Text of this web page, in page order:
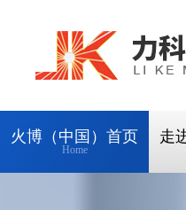
火博（中国）首页
Home
走